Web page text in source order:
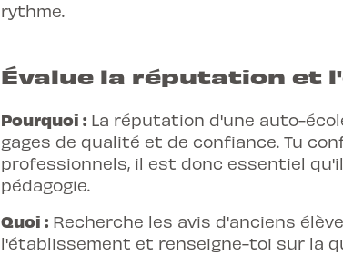
rythme.
Évalue la réputation et
Pourquoi : La réputation d'une auto-
gages de qualité et de confiance. Tu
professionnels, il est donc essentiel
pédagogie.
Quoi : Recherche les avis d'anciens
l'établissement et renseigne-toi sur la